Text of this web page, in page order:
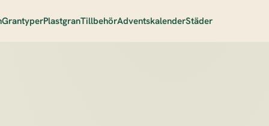
GrantyperPlastgranTillbehörAdventskalenderStäder